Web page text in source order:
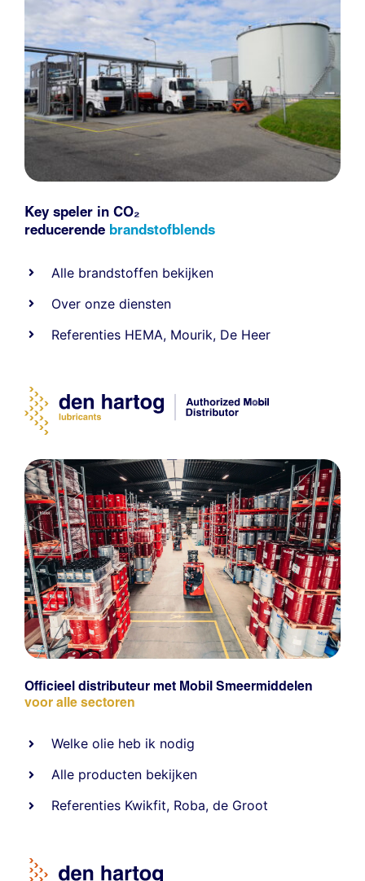
Key speler in CO₂
reducerende brandstofblends
Alle brandstoffen bekijken
Over onze diensten
Referenties HEMA, Mourik, De Heer
Officieel distributeur met Mobil Smeermiddelen
voor alle sectoren
Welke olie heb ik nodig
Alle producten bekijken
Referenties Kwikfit, Roba,de Groot